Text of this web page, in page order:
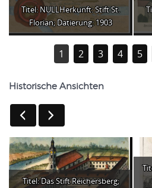
Titel: NULLHerkunft: Stift St.
Florian; Datierung: 1903
1 2 3 4 5
Historische Ansichten
Titel: Das Stift Reichersberg;